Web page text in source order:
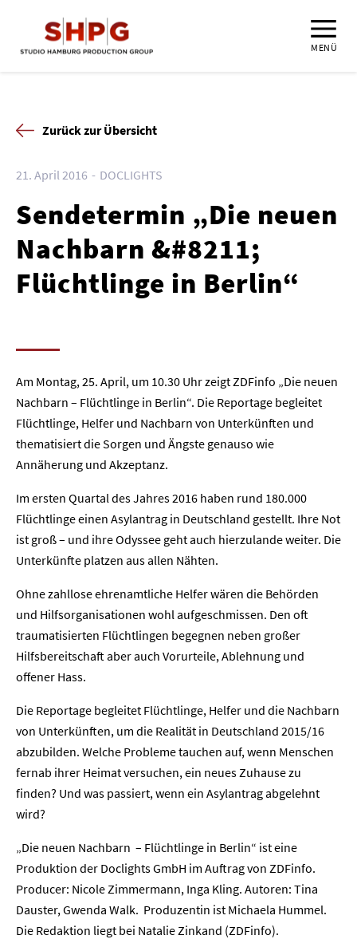
MENÜ
Zurück zur Übersicht
21. April 2016 DOCLIGHTS
Sendetermin „Die neuen
Nachbarn &#8211;
Flüchtlinge in Berlin“
Am Montag, 25. April, um 10.30 Uhr zeigt ZDFinfo „Die neuen
Nachbarn – Flüchtlinge in Berlin“. Die Reportage begleitet
Flüchtlinge, Helfer und Nachbarn von Unterkünften und
thematisiert die Sorgen und Ängste genauso wie
Annäherung und Akzeptanz.
Im ersten Quartal des Jahres 2016 haben rund 180.000
Flüchtlinge einen Asylantrag in Deutschland gestellt. Ihre Not
ist groß – und ihre Odyssee geht auch hierzulande weiter. Die
Unterkünfte platzen aus allen Nähten.
Ohne zahllose ehrenamtliche Helfer wären die Behörden
und Hilfsorganisationen wohl aufgeschmissen. Den oft
traumatisierten Flüchtlingen begegnen neben großer
Hilfsbereitschaft aber auch Vorurteile, Ablehnung und
offener Hass.
Die Reportage begleitet Flüchtlinge, Helfer und die Nachbarn
von Unterkünften, um die Realität in Deutschland 2015/16
abzubilden. Welche Probleme tauchen auf, wenn Menschen
fernab ihrer Heimat versuchen, ein neues Zuhause zu
finden? Und was passiert, wenn ein Asylantrag abgelehnt
wird?
„Die neuen Nachbarn – Flüchtlinge in Berlin“ ist eine
Produktion der Doclights GmbH im Auftrag von ZDFinfo.
Producer: Nicole Zimmermann, Inga Kling. Autoren: Tina
Dauster, Gwenda Walk. Produzentin ist Michaela Hummel.
Die Redaktion liegt bei Natalie Zinkand (ZDFinfo).